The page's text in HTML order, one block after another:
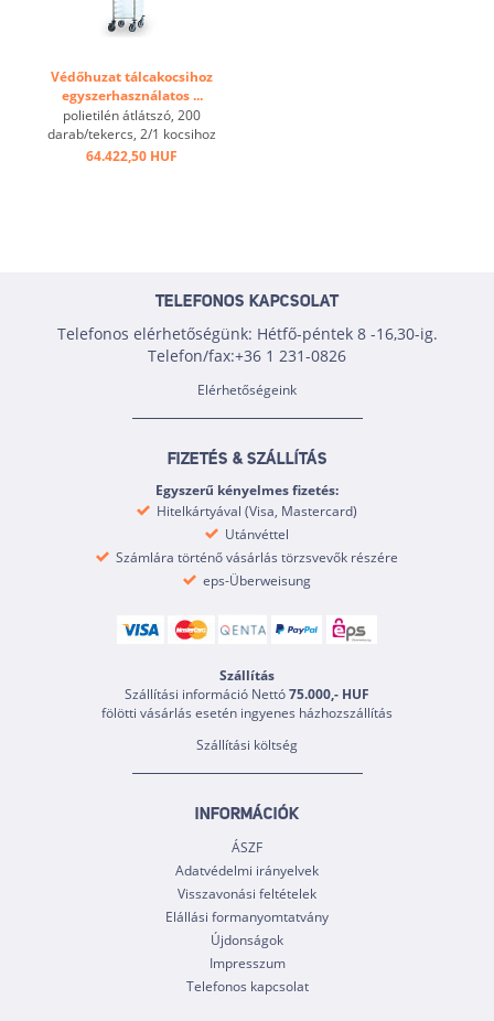
Védőhuzat tálcakocsihoz
egyszerhasználatos ...
polietilén átlátszó, 200
darab/tekercs, 2/1 kocsihoz
...
64.422,50 HUF
TELEFONOS KAPCSOLAT
Telefonos elérhetőségünk: Hétfő-péntek 8 -16,30-ig.
Telefon/fax:+36 1 231-0826
Elérhetőségeink
FIZETÉS & SZÁLLÍTÁS
Egyszerű kényelmes fizetés:
Hitelkártyával (Visa, Mastercard)
Utánvéttel
Számlára történő vásárlás törzsvevők részére
eps-Überweisung
Szállítás
Szállítási információ Nettó75.000,- HUF
fölötti vásárlás esetén ingyenes házhozszállítás
Szállítási költség
INFORMÁCIÓK
ÁSZF
Adatvédelmi irányelvek
Visszavonási feltételek
Elállási formanyomtatvány
Újdonságok
Impresszum
Telefonos kapcsolat